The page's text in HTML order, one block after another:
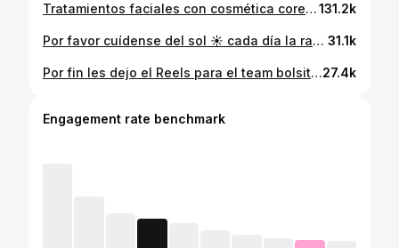
Tratamientos faciales con cosmética coreana y mucho amor 🇰🇷💕 gracias por darme la oportunidad de atenderles cada día y ser parte de lo que amo hacer 💜 espero que sigamos creciendo juntos este 2023 recargado de cositas nuevas ✨ ▶️ Se están respondiendo los mensajes de reserva de hora los días lunes y jueves para que tengan paciencia 💕131.2k
Por favor cuídense del sol ☀️ cada día la radiación está más agresiva y esto puede causar graves daños El índice ultra violeta de la organización mundial de la salud (IUV) mide la cantidad de radiación de este tipo. Mientras más alto sea el IUV, mayor será el potencial y la velocidad para causar daño La OMS recomienda el uso de protección solar, sombreros, ropa protectora en el nivel 3 (moderado) e imaginen que nosotros llegamos a diario a 12 🙃 lo cual es considerado extremo ▶️ esta información la pueden encontrar en las apps del clima de sus celulares e ir monitoreando el índice UV Por fis cuídense 🫶🏻💕 #protectorsolar #cuidadodelapiel #cosmiatra #pielsaludable #cancerdepiel #skincare 31.1k
Por fin les dejo el Reels para el team bolsitas (donde pertenezco 😩) Es súper importante también tener un buen dormir, evitar pasar muchas horas en pantallas y llevar una buena alimentación e hidratación ✨ También el estrés o llorar mucho puede hacer que se nos marquen más, pero estos consejos te van a ayudar 💜 Los parches son de @miniso.chile y @mizon_official Los contorno de ojos de @thebodyshopchile @catrice_cosmetics.latam y @yvesrocher_cl Si te gusta mi contenido y te sirve te agradezco dar like, comentar y compartir 🥰💕 #bolsasenlosojos #ojeras #contornodeojos #skicare #cuidadodelapiel #pielsana #cosmetologa #cosmiatra #kbeauty27.4k
Engagement rate benchmark